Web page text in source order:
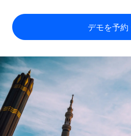
Contractor of Record
世界中の契約社員と法令を遵守し
世界中の契約社員をオンボーディ
PEO
複雑な雇用関連業務を外部委託
インフラ
Remoteを他社と比較
成長の段階
スタートアップ
成長中の企業向けのアジャイル
リューション
従業員コスト計算ツール
契約社員の報酬計算ツール
グローバルな契約社員向けに、
ドを確認する
REMOTEで学習
English
Nederlands
Français
Deutsch
デモを予約